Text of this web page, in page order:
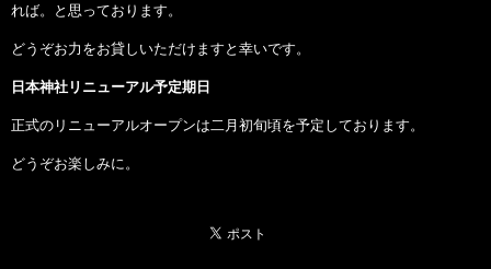
れば。と思っております。
どうぞお力をお貸しいただけますと幸いです。
日本神社リニューアル予定期日
正式のリニューアルオープンは二月初旬頃を予定しております。
どうぞお楽しみに。